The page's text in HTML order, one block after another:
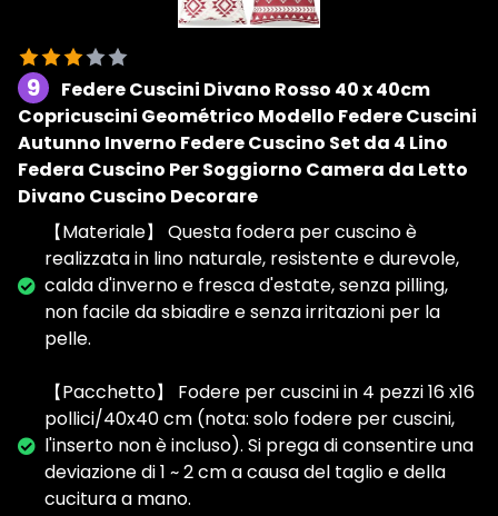
9
Federe Cuscini Divano Rosso 40 x 40cm
Copricuscini Geométrico Modello Federe Cuscini
Autunno Inverno Federe Cuscino Set da 4 Lino
Federa Cuscino Per Soggiorno Camera da Letto
Divano Cuscino Decorare
【Materiale】 Questa fodera per cuscino è
realizzata in lino naturale, resistente e durevole,
calda d'inverno e fresca d'estate, senza pilling,
non facile da sbiadire e senza irritazioni per la
pelle.
【Pacchetto】 Fodere per cuscini in 4 pezzi 16 x16
pollici/40x40 cm (nota: solo fodere per cuscini,
l'inserto non è incluso). Si prega di consentire una
deviazione di 1 ~ 2 cm a causa del taglio e della
cucitura a mano.